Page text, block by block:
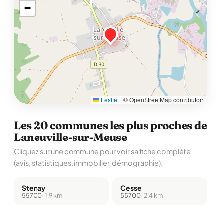
−
Leaflet | © OpenStreetMap contributors
Les 20 communes les plus proches de
Laneuville-sur-Meuse
Cliquez sur une commune pour voir sa fiche complète
(avis, statistiques, immobilier, démographie).
Stenay
55700· 1,9 km
Cesse
55700· 2,4 km